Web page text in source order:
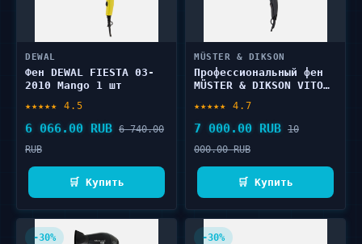
DEWAL
Фен DEWAL FIESTA 03-
2010 Mango 1 шт
★★★★★ 4.5
6 066.00 RUB 6 740.00
RUB
🛒 Купить
MÜSTER & DIKSON
Профессиональный фен
MÜSTER & DIKSON VITO
★★★★★ 4.7
7 000.00 RUB 10
000.00 RUB
🛒 Купить
-30% -30%